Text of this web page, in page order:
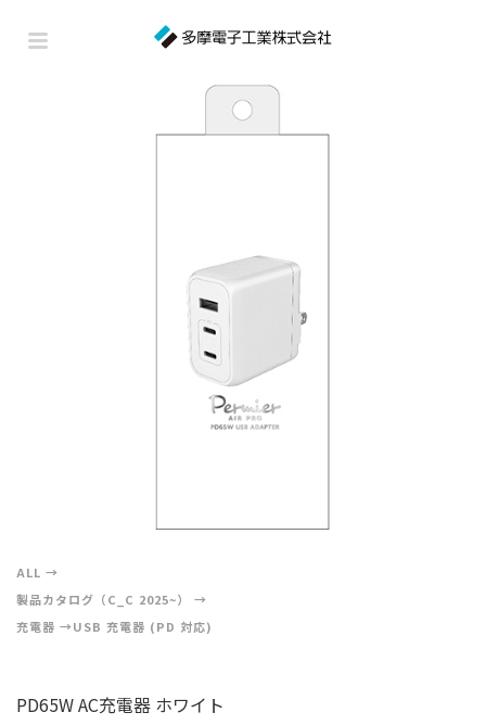
ALL
製品カタログ（C_C 2025~）
充電器
USB 充電器 (PD 対応)
PD65W AC充電器 ホワイト